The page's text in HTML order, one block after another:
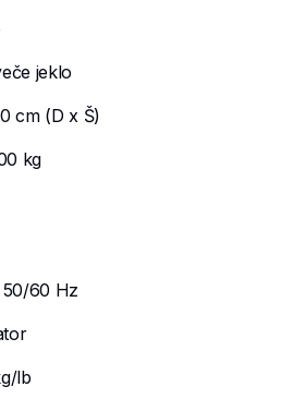
jeklo
cm (D x Š)
kg
50/60 Hz
lb